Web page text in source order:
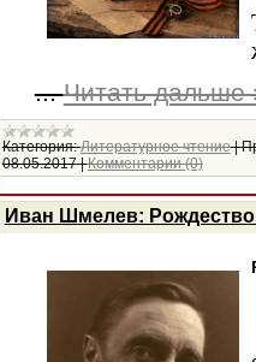
...Читать дальше
Категория: Литературное чтение |
08.05.2017 |Комментарии (0)
Иван Шмелев: